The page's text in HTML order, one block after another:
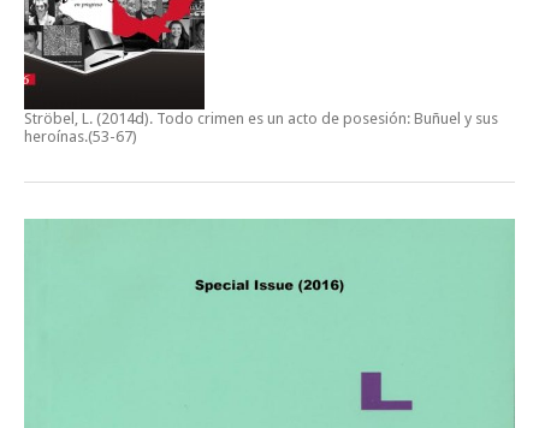
Ströbel, L. (2014d). Todo crimen es un acto de posesión: Buñuel y sus
heroínas.(53-67)